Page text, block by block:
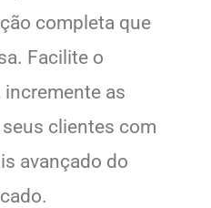
completa que
Facilite o
as
clientes com
avançado do